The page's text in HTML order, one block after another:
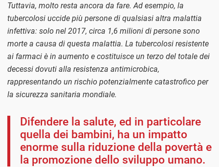
Tuttavia, molto resta ancora da fare. Ad esempio, la
tubercolosi uccide più persone di qualsiasi altra malattia
infettiva: solo nel 2017, circa 1,6 milioni di persone ​sono
morte a causa di questa malattia. La​ tubercolosi resistente
ai farmaci è in aumento e​ costituisce un terzo del totale dei
decessi dovuti alla​ resistenza antimicrobica,
rappresentando un rischio​ potenzialmente catastrofico per
la sicurezza sanitaria​ mondiale.
Difendere la salute, ed in particolare
quella dei bambini, ha un impatto
enorme sulla riduzione della povertà e
la promozione dello sviluppo umano.